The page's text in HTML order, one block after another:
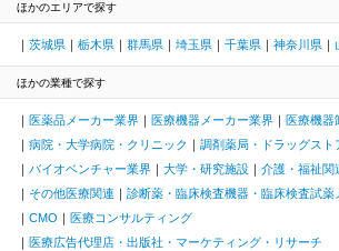
ほかのエリアで探す
茨城県 栃木県 群馬県 埼玉県 千葉県 神奈川県
ほかの業種で探す
医薬品メーカー業界 医療機器メーカー業界 医療機器
病院・大学病院・クリニック
調剤薬局・ドラッグスト
バイオベンチャー業界
大学・研究施設
介護・福祉関
その他医療関連
診断薬・臨床検査機器・臨床検査試薬
CMO
医療コンサルティング
医療広告代理店・出版社・マーケティング・リサーチ